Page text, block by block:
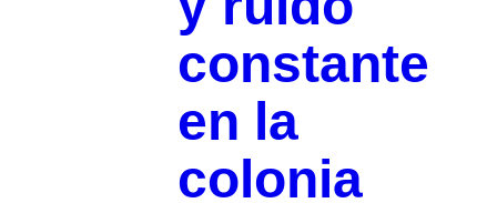
constante
en la
colonia